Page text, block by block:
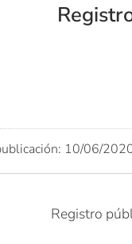
10/06/
Registro